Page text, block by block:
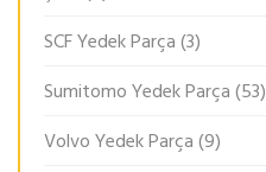
SCF Yedek Parça(3)
Sumitomo Yedek Parça(53)
Volvo Yedek Parça(9)